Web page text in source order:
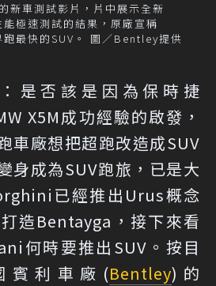
新車測試影片，片中展示全新
極速測試的結果，原廠宣稱
最快的SUV。 圖／Bentley提供
是否該是因為保時捷
X5M成功經驗的啟發，
車廠想把超跑改造成SUV
身成為SUV跑旅，已是大
已經推出Urus概念
造Bentayga，接下來看
何時要推出SUV。按目
賓利車廠(Bentley)的